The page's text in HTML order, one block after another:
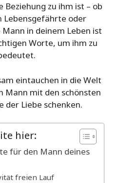
Beziehung zu ihm ist – ob
Lebensgefährte oder
in deinem Leben ist
Worte, um ihm zu
eintauchen in die Welt
Mann mit den schönsten
der Liebe schenken.
hier:
für den Mann deines
freien Lauf